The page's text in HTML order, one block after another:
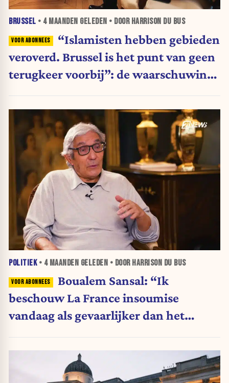
BRUSSEL • 4 MAANDEN GELEDEN • DOOR HARRISON DU BUS
“Islamisten hebben gebieden
veroverd. Brussel is het punt van geen
terugkeer voorbij”: de waarschuwing
POLITIEK• 4 MAANDEN GELEDEN • DOOR HARRISON DU BUS
Boualem Sansal: “Ik
beschouw La France insoumise
vandaag als gevaarlijker dan het